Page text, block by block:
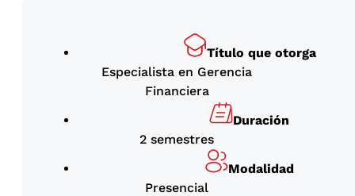
Título que otorga
Especialista en Gerencia
Financiera
Duración
2 semestres
Modalidad
Presencial